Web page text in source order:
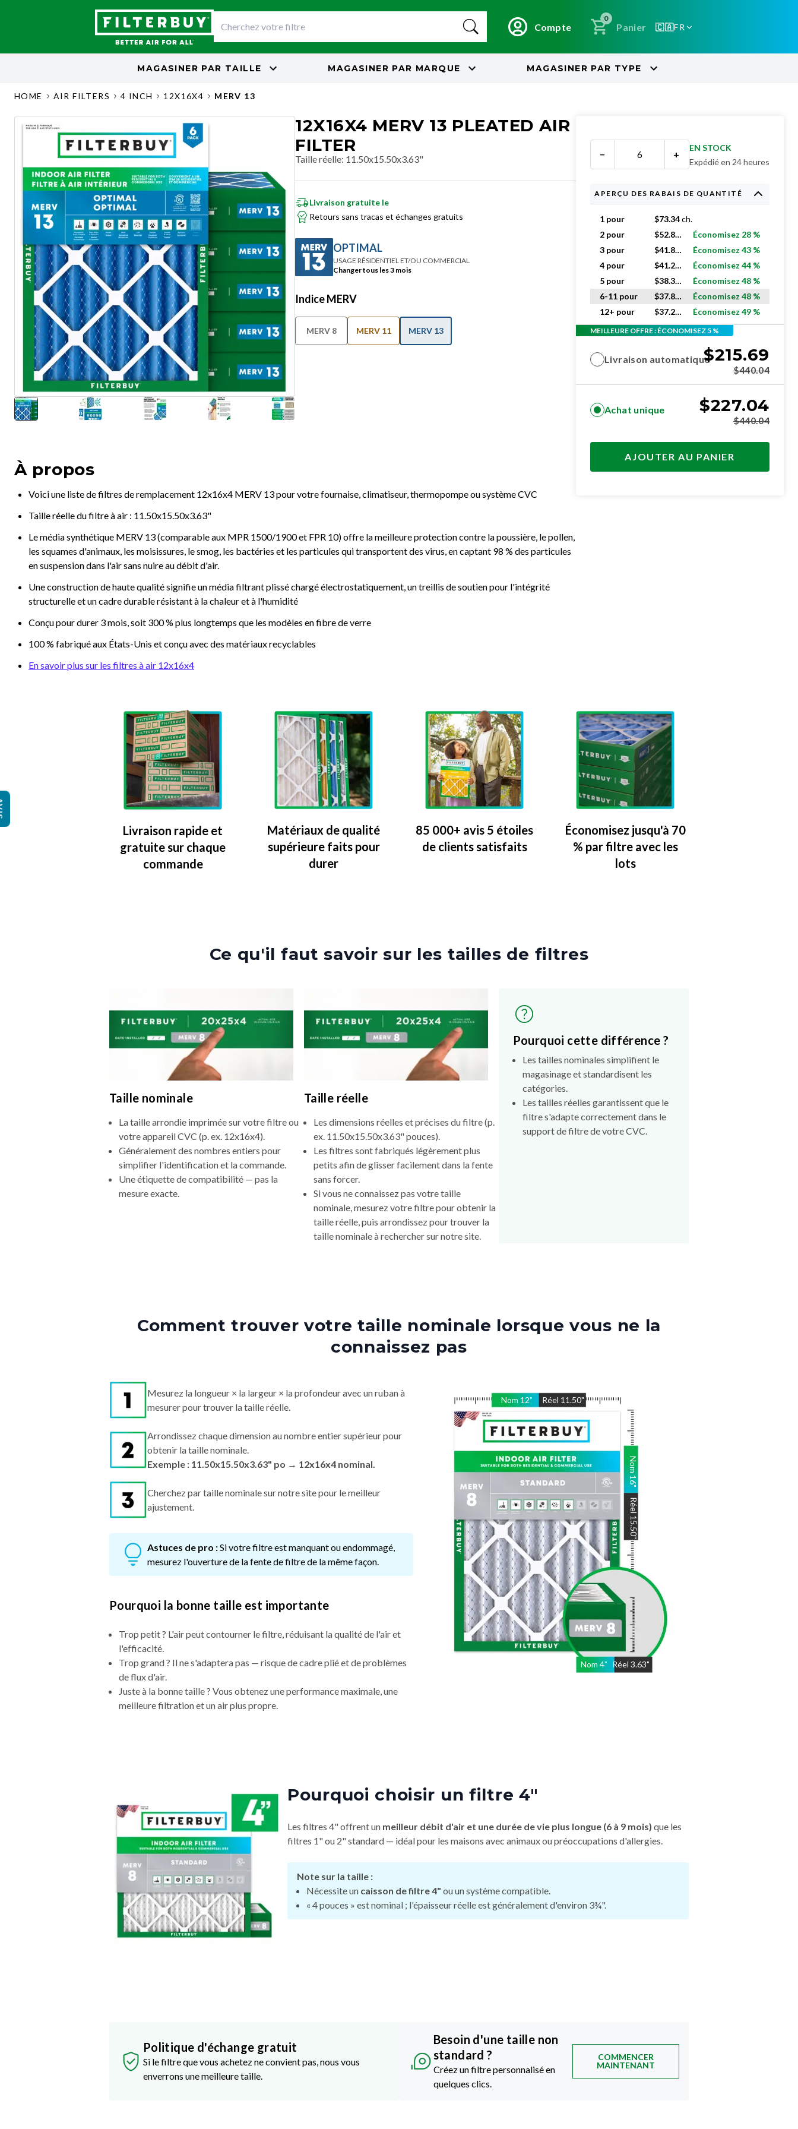
Compte
0
Panier 🇨🇦FR
MAGASINER PAR TAILLE MAGASINER PAR MARQUE MAGASINER PAR TYPE
HOME AIR FILTERS 4 INCH 12X16X4 MERV 13
12X16X4 MERV 13 PLEATED AIR
FILTER
Taille réelle: 11.50x15.50x3.63"
Livraison gratuite le
Retours sans tracas et échanges gratuits
OPTIMAL
USAGE RÉSIDENTIEL ET/OU COMMERCIAL
Changer tous les 3 mois
Indice MERV
MERV 8 MERV 11 MERV 13
À propos
Voici une liste de filtres de remplacement 12x16x4 MERV 13 pour votre fournaise, climatiseur, thermopompe ou système CVC
Taille réelle du filtre à air : 11.50x15.50x3.63"
Le média synthétique MERV 13 (comparable aux MPR 1500/1900 et FPR 10) offre la meilleure protection contre la poussière, le pollen,
les squames d'animaux, les moisissures, le smog, les bactéries et les particules qui transportent des virus, en captant 98 % des particules
en suspension dans l'air sans nuire au débit d'air.
Une construction de haute qualité signifie un média filtrant plissé chargé électrostatiquement, un treillis de soutien pour l'intégrité
structurelle et un cadre durable résistant à la chaleur et à l'humidité
Conçu pour durer 3 mois, soit 300 % plus longtemps que les modèles en fibre de verre
100 % fabriqué aux États-Unis et conçu avec des matériaux recyclables
En savoir plus sur les filtres à air 12x16x4
− +
EN STOCK
Expédié en 24 heures
APERÇU DES RABAIS DE QUANTITÉ
1 pour $73.34ch.
2 pour
$52.89
Économisez 28 %
3 pour
$41.85
Économisez 43 %
4 pour
$41.25
Économisez 44 %
5 pour
$38.36
Économisez 48 %
6-11 pour
$37.84
Économisez 48 %
12+ pour
$37.26 Économisez 49 %
MEILLEURE OFFRE : ÉCONOMISEZ 5 %
Livraison automatique$215.69
$440.04
Achat unique $227.04
$440.04
AJOUTER AU PANIER
Livraison rapide et
gratuite sur chaque
commande
Matériaux de qualité
supérieure faits pour
durer
85 000+ avis 5 étoiles
de clients satisfaits
Économisez jusqu'à 70
% par filtre avec les
lots
Ce qu'il faut savoir sur les tailles de filtres
Taille nominale
La taille arrondie imprimée sur votre filtre ou
votre appareil CVC (p. ex. 12x16x4).
Généralement des nombres entiers pour
simplifier l'identification et la commande.
Une étiquette de compatibilité — pas la
mesure exacte.
Taille réelle
Les dimensions réelles et précises du filtre (p.
ex. 11.50x15.50x3.63" pouces).
Les filtres sont fabriqués légèrement plus
petits afin de glisser facilement dans la fente
sans forcer.
Si vous ne connaissez pas votre taille
nominale, mesurez votre filtre pour obtenir la
taille réelle, puis arrondissez pour trouver la
taille nominale à rechercher sur notre site.
Pourquoi cette différence ?
Les tailles nominales simplifient le
magasinage et standardisent les
catégories.
Les tailles réelles garantissent que le
filtre s'adapte correctement dans le
support de filtre de votre CVC.
Comment trouver votre taille nominale lorsque vous ne la
connaissez pas
Nom 12" Réel 11.50"
Nom 4" Réel 3.63"
Nom
16
"
Réel
15.50
"
Mesurez la longueur × la largeur × la profondeur avec un ruban à
mesurer pour trouver la taille réelle.
Arrondissez chaque dimension au nombre entier supérieur pour
obtenir la taille nominale.
Exemple : 11.50x15.50x3.63" po → 12x16x4 nominal.
Cherchez par taille nominale sur notre site pour le meilleur
ajustement.
Astuces de pro :Si votre filtre est manquant ou endommagé,
mesurez l'ouverture de la fente de filtre de la même façon.
Pourquoi la bonne taille est importante
Trop petit ? L'air peut contourner le filtre, réduisant la qualité de l'air et
l'efficacité.
Trop grand ? Il ne s'adaptera pas — risque de cadre plié et de problèmes
de flux d'air.
Juste à la bonne taille ? Vous obtenez une performance maximale, une
meilleure filtration et un air plus propre.
Pourquoi choisir un filtre 4"
Les filtres 4" offrent un meilleur débit d'air et une durée de vie plus longue (6 à 9 mois) que les
filtres 1" ou 2" standard — idéal pour les maisons avec animaux ou préoccupations d'allergies.
Note sur la taille :
Nécessite un caisson de filtre 4" ou un système compatible.
« 4 pouces » est nominal ; l'épaisseur réelle est généralement d'environ 3¾".
Politique d'échange gratuit
Si le filtre que vous achetez ne convient pas, nous vous
enverrons une meilleure taille.
Besoin d'une taille non
standard ?
Créez un filtre personnalisé en
quelques clics.
COMMENCER
MAINTENANT